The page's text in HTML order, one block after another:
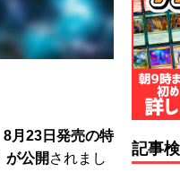
8月23日発売の特
が公開 されまし
記事